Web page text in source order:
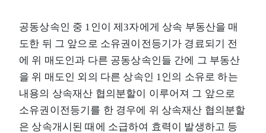
공동상속인 중 1인이 제3자에게 상속 부동산을 매
도한 뒤 그 앞으로 소유권이전등기가 경료되기 전
에 위 매도인과 다른 공동상속인들 간에 그 부동산
을 위 매도인 외의 다른 상속인 1인의 소유로 하는
내용의 상속재산 협의분할이 이루어져 그 앞으로
소유권이전등기를 한 경우에 위 상속재산 협의분할
은 상속개시된 때에 소급하여 효력이 발생하고 등